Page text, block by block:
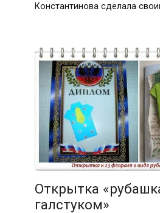
Константинова сделала
Открытка
галстуком»